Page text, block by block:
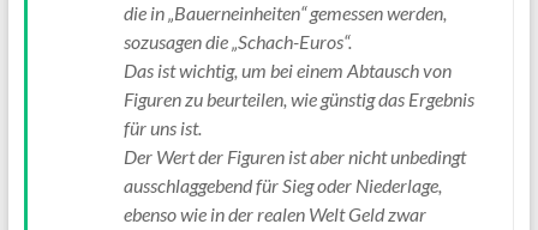
die in „Bauerneinheiten“ gemessen werden,
sozusagen die „Schach-Euros“.
Das ist wichtig, um bei einem Abtausch von
Figuren zu beurteilen, wie günstig das Ergebnis
für uns ist.
Der Wert der Figuren ist aber nicht unbedingt
ausschlaggebend für Sieg oder Niederlage,
ebenso wie in der realen Welt Geld zwar